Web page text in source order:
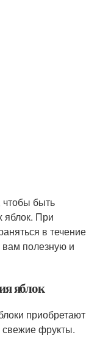
чтобы быть
яблок. При
в течение
вам полезную и
яблок
приобретают
свежие фрукты.